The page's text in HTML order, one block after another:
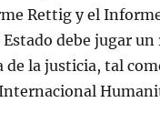
Rettig y el
debe jugar
de la justicia, tal